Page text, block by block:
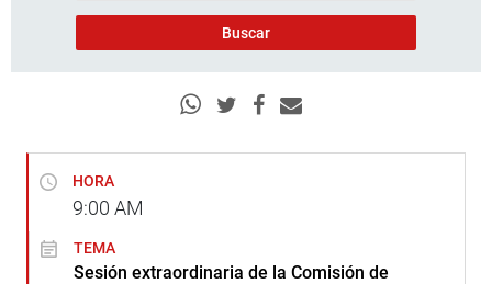
HORA
9:00 AM
TEMA
Sesión extraordinaria de la Comisión de